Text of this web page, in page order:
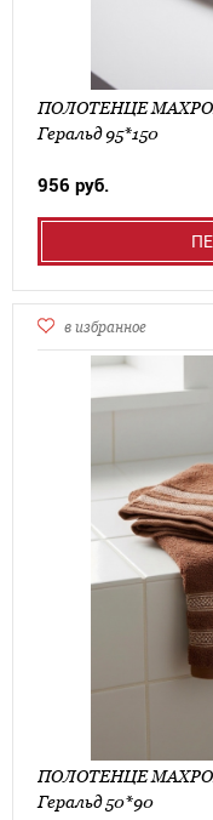
ПОЛОТЕНЦЕ
Геральд 95*150
956 руб.
в избранное
ПОЛОТЕНЦЕ
Геральд 50*90